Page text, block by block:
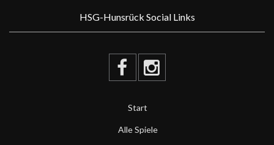
HSG-Hunsrück Social Links
Start
Alle Spiele